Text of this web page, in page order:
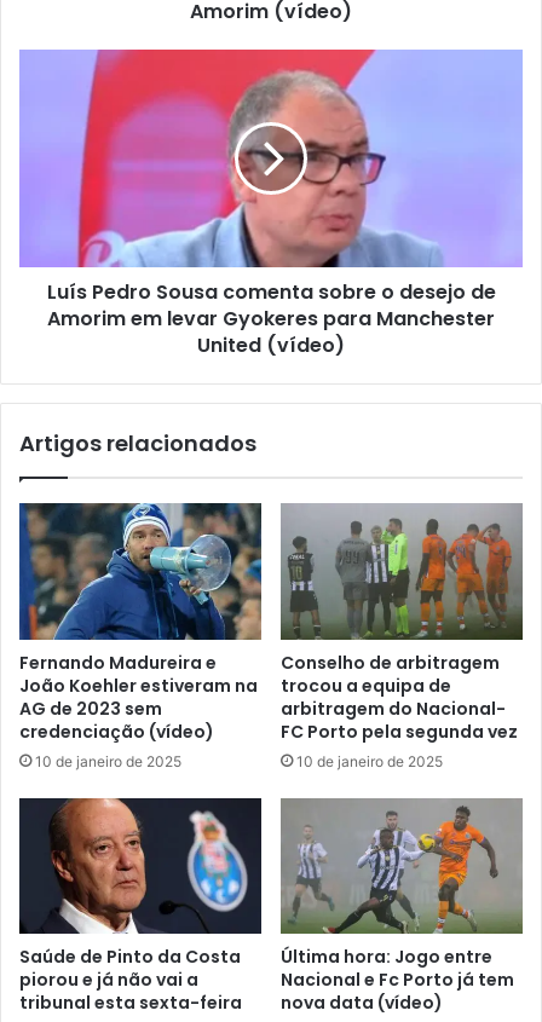
Amorim (vídeo)
Luís Pedro Sousa comenta sobre o desejo de
Amorim em levar Gyokeres para Manchester
United (vídeo)
Artigos relacionados
Fernando Madureira e
João Koehler estiveram na
AG de 2023 sem
credenciação (vídeo)
10 de janeiro de 2025
Conselho de arbitragem
trocou a equipa de
arbitragem do Nacional-
FC Porto pela segunda vez
10 de janeiro de 2025
Saúde de Pinto da Costa
piorou e já não vai a
tribunal esta sexta-feira
Última hora: Jogo entre
Nacional e Fc Porto já tem
nova data (vídeo)